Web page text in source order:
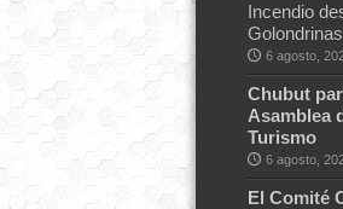
Incendio
Golondrinas
6 agosto,
Chubut
Asamblea
Turismo
6 agosto,
El Comité